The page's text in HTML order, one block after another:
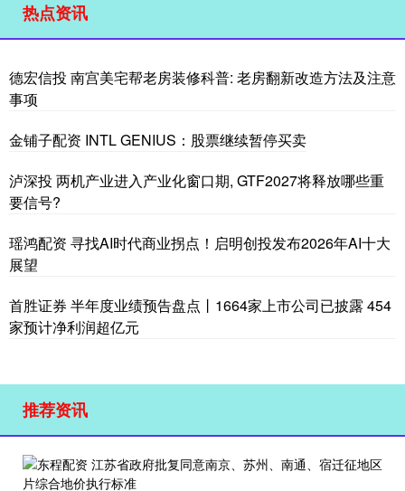
热点资讯
德宏信投 南宫美宅帮老房装修科普: 老房翻新改造方法及注意
事项
金铺子配资 INTL GENIUS：股票继续暂停买卖
泸深投 两机产业进入产业化窗口期, GTF2027将释放哪些重
要信号?
瑶鸿配资 寻找AI时代商业拐点！启明创投发布2026年AI十大
展望
首胜证券 半年度业绩预告盘点丨1664家上市公司已披露 454
家预计净利润超亿元
推荐资讯